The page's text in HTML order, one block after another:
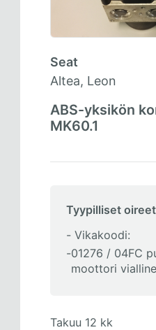
Seat
Altea, Leon
ABS-yksikön
MK60.1
Tyypilliset
Vikakoodi:
01276 / 04FC
moottori
Takuu 12 kk